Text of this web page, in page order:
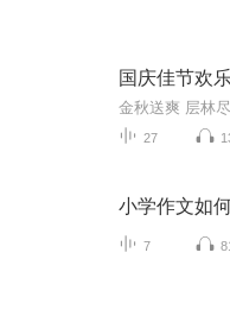
国庆佳节欢
27
小学作文如
7